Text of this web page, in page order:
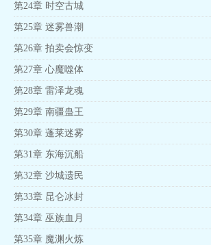
第24章 时空古城
第25章 迷雾兽潮
第26章 拍卖会惊变
第27章 心魔噬体
第28章 雷泽龙魂
第29章 南疆蛊王
第30章 蓬莱迷雾
第31章 东海沉船
第32章 沙城遗民
第33章 昆仑冰封
第34章 巫族血月
第35章 魔渊火炼